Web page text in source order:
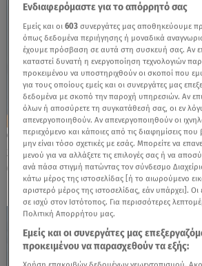
13.01.24, 14:30
Stars System Αιγόκερως: Σε
θα ευνοηθεί το ζώδιό σας το
Ενδιαφερόμαστε για το απόρρητό σας
Εμείς και οι603 συνεργάτες μας αποθηκεύουμε
όπως δεδομένα περιήγησης ή μοναδικά
έχουμε πρόσβαση σε αυτά στη συσκευή σας. Αν
καταστεί δυνατή η ενεργοποίηση τεχνολογιών
προκειμένου να υποστηριχθούν οι σκοποί που
για τους οποίους εμείς και οι συνεργάτες μας
δεδομένα με σκοπό την παροχή υπηρεσιών. Αν
όλων ή αποσύρετε τη συγκατάθεσή σας, οι εν
απενεργοποιηθούν. Αν απενεργοποιηθούν οι
περιεχόμενο και κάποιες από τις διαφημίσεις που
μην είναι τόσο σχετικές με εσάς. Μπορείτε να
μενού για να αλλάξετε τις επιλογές σας ή να
ανά πάσα στιγμή πατώντας τον σύνδεσμο
κάτω μέρος της ιστοσελίδας [ή το αιωρούμενο
αριστερό μέρος της ιστοσελίδας, εάν υπάρχει].
σε ισχύ στον Ιστότοπος. Για περισσότερες
Πολιτική Απορρήτου μας.
Εμείς και οι συνεργάτες μας
προκειμένου να παρασχεθούν τα εξής: